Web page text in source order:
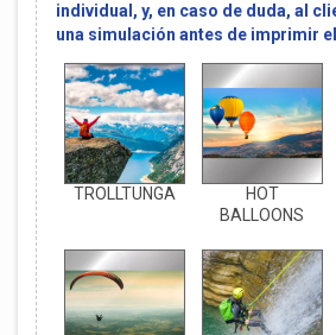
individual, y, en caso de duda, al
una simulación antes de imprimir
TROLLTUNGA
HOT
BALLOONS